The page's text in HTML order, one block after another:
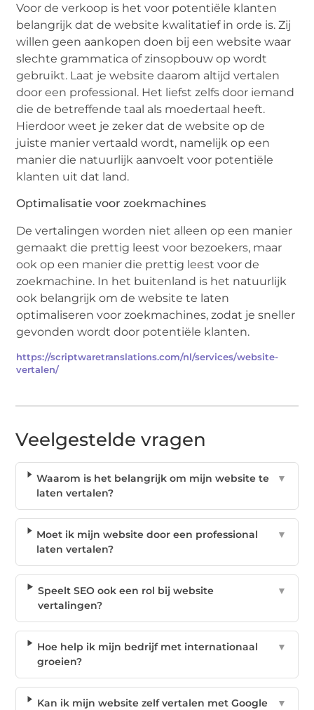
Voor de verkoop is het voor potentiële klanten
belangrijk dat de website kwalitatief in orde is. Zij
willen geen aankopen doen bij een website waar
slechte grammatica of zinsopbouw op wordt
gebruikt. Laat je website daarom altijd vertalen
door een professional. Het liefst zelfs door iemand
die de betreffende taal als moedertaal heeft.
Hierdoor weet je zeker dat de website op de
juiste manier vertaald wordt, namelijk op een
manier die natuurlijk aanvoelt voor potentiële
klanten uit dat land.
Optimalisatie voor zoekmachines
De vertalingen worden niet alleen op een manier
gemaakt die prettig leest voor bezoekers, maar
ook op een manier die prettig leest voor de
zoekmachine. In het buitenland is het natuurlijk
ook belangrijk om de website te laten
optimaliseren voor zoekmachines, zodat je sneller
gevonden wordt door potentiële klanten.
https://scriptwaretranslations.com/nl/services/website-
vertalen/
Veelgestelde vragen
Waarom is het belangrijk om mijn website te
laten vertalen?
▼
Moet ik mijn website door een professional
laten vertalen?
▼
Speelt SEO ook een rol bij website
vertalingen?
▼
Hoe help ik mijn bedrijf met internationaal
groeien?
▼
Kan ik mijn website zelf vertalen met Google
▼